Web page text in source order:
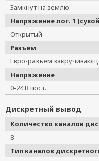
Замкнут на землю
Напряжение лог. 1
Открытый
Разъем
Евро-разъем
Напряжение
0-24 В пост.
Дискретный вывод
Количество каналов
8
Тип каналов